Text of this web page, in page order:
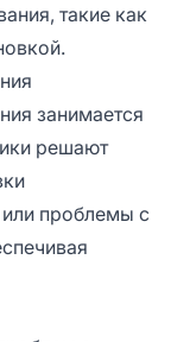
такие как
занимается
решают
проблемы с